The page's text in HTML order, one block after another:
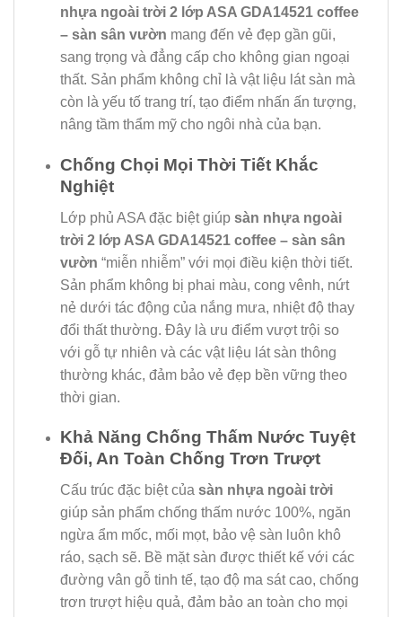
nhựa ngoài trời 2 lớp ASA GDA14521 coffee
– sàn sân vườn mang đến vẻ đẹp gần gũi,
sang trọng và đẳng cấp cho không gian ngoại
thất. Sản phẩm không chỉ là vật liệu lát sàn mà
còn là yếu tố trang trí, tạo điểm nhấn ấn tượng,
nâng tầm thẩm mỹ cho ngôi nhà của bạn.
Chống Chọi Mọi Thời Tiết Khắc
Nghiệt
Lớp phủ ASA đặc biệt giúp sàn nhựa ngoài
trời 2 lớp ASA GDA14521 coffee – sàn sân
vườn “miễn nhiễm” với mọi điều kiện thời tiết.
Sản phẩm không bị phai màu, cong vênh, nứt
nẻ dưới tác động của nắng mưa, nhiệt độ thay
đổi thất thường. Đây là ưu điểm vượt trội so
với gỗ tự nhiên và các vật liệu lát sàn thông
thường khác, đảm bảo vẻ đẹp bền vững theo
thời gian.
Khả Năng Chống Thấm Nước Tuyệt
Đối, An Toàn Chống Trơn Trượt
Cấu trúc đặc biệt của sàn nhựa ngoài trời
giúp sản phẩm chống thấm nước 100%, ngăn
ngừa ẩm mốc, mối mọt, bảo vệ sàn luôn khô
ráo, sạch sẽ. Bề mặt sàn được thiết kế với các
đường vân gỗ tinh tế, tạo độ ma sát cao, chống
trơn trượt hiệu quả, đảm bảo an toàn cho mọi